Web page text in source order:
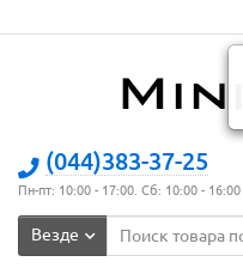
(044)383-37-25
Пн-пт: 10:00 - 17:00. Сб: 10:00 - 16:00
Везде